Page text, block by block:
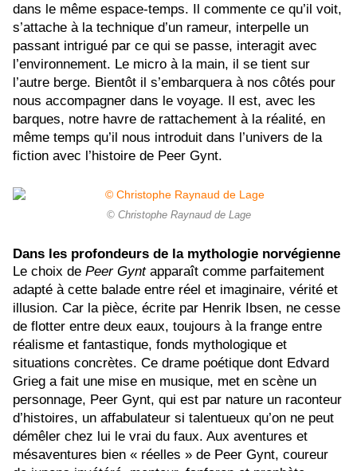
dans le même espace-temps. Il commente ce qu’il voit,
s’attache à la technique d’un rameur, interpelle un
passant intrigué par ce qui se passe, interagit avec
l’environnement. Le micro à la main, il se tient sur
l’autre berge. Bientôt il s’embarquera à nos côtés pour
nous accompagner dans le voyage. Il est, avec les
barques, notre havre de rattachement à la réalité, en
même temps qu’il nous introduit dans l’univers de la
fiction avec l’histoire de Peer Gynt.
© Christophe Raynaud de Lage
Dans les profondeurs de la mythologie norvégienne
Le choix de Peer Gyntapparaît comme parfaitement
adapté à cette balade entre réel et imaginaire, vérité et
illusion. Car la pièce, écrite par Henrik Ibsen, ne cesse
de flotter entre deux eaux, toujours à la frange entre
réalisme et fantastique, fonds mythologique et
situations concrètes. Ce drame poétique dont Edvard
Grieg a fait une mise en musique, met en scène un
personnage, Peer Gynt, qui est par nature un raconteur
d’histoires, un affabulateur si talentueux qu’on ne peut
démêler chez lui le vrai du faux. Aux aventures et
mésaventures bien « réelles » de Peer Gynt, coureur